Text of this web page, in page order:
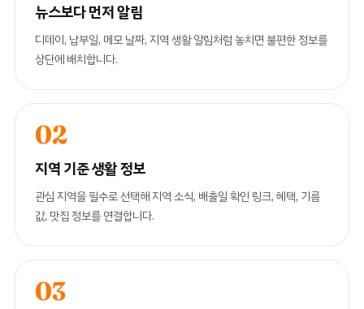
뉴스보다 먼저 알림
디데이, 납부일, 메모 날짜, 지역 생활 알림처럼 놓치면 불편한 정보를
상단에 배치합니다.
02
지역 기준 생활 정보
관심 지역을 필수로 선택해 지역 소식, 배출일 확인 링크, 혜택, 기름
값, 맛집 정보를 연결합니다.
03